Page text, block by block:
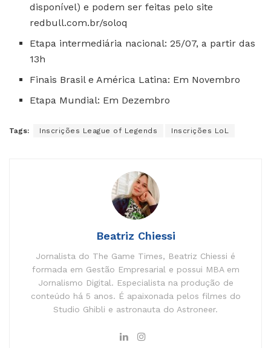
disponível) e podem ser feitas pelo site
redbull.com.br/soloq
Etapa intermediária nacional: 25/07, a partir das
13h
Finais Brasil e América Latina: Em Novembro
Etapa Mundial: Em Dezembro
Tags: Inscrições League of Legends Inscrições LoL
Beatriz Chiessi
Jornalista do The Game Times, Beatriz Chiessi é
formada em Gestão Empresarial e possui MBA em
Jornalismo Digital. Especialista na produção de
conteúdo há 5 anos. É apaixonada pelos filmes do
Studio Ghibli e astronauta do Astroneer.